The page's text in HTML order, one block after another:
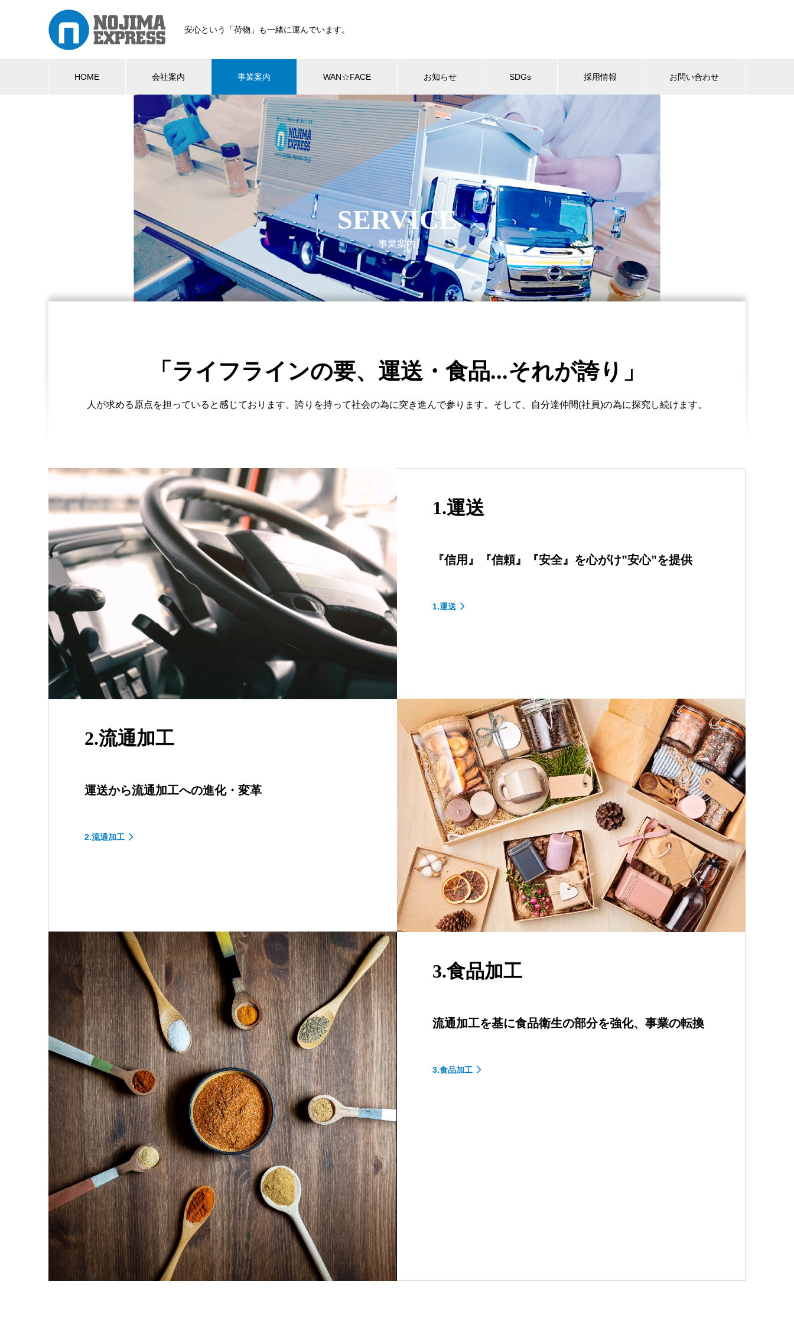
安心という「荷物」も一緒に運んでいます。
HOME 会社案内 事業案内 WAN☆FACE お知らせ SDGs 採用情報 お問い合わせ
SERVICE
事業案内
「ライフラインの要、運送・食品...それが誇り」
人が求める原点を担っていると感じております。誇りを持って社会の為に突き進んで参ります。そして、自分達仲間(社員)の為に探究し続けます。
1.運送
『信用』『信頼』『安全』を心がけ”安心”を提供
1.運送
2.流通加工
運送から流通加工への進化・変革
2.流通加工
3.食品加工
流通加工を基に食品衛生の部分を強化、事業の転換
3.食品加工